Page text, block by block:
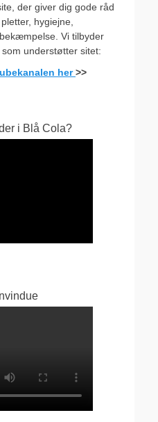
der giver dig gode råd
hygiejne,
Vi tilbyder
understøtter sitet:
her>>
i Blå Cola?